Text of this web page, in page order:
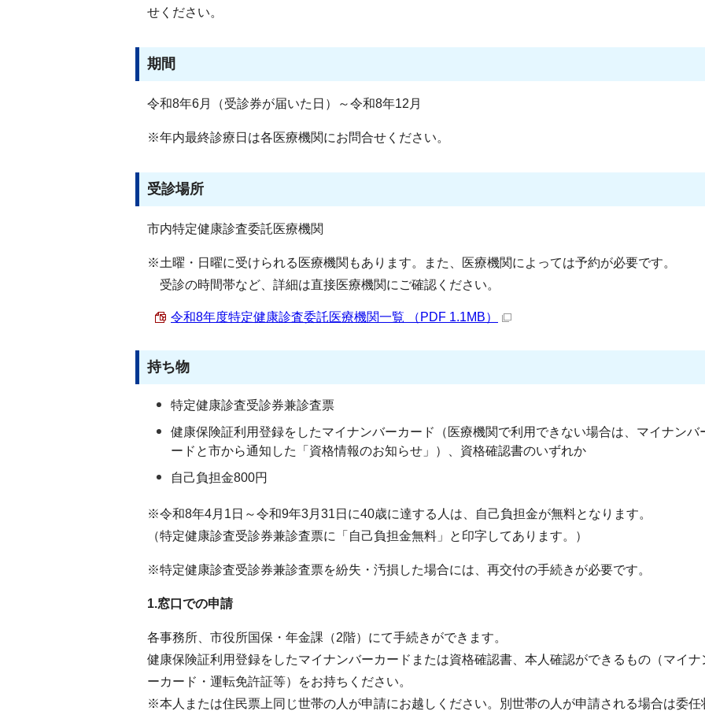
せください。
期間
令和8年6月（受診券が届いた日）～令和8年12月
※年内最終診療日は各医療機関にお問合せください。
受診場所
市内特定健康診査委託医療機関
※土曜・日曜に受けられる医療機関もあります。また、医療機関によっては予約が必要です。
受診の時間帯など、詳細は直接医療機関にご確認ください。
令和8年度特定健康診査委託医療機関一覧 （PDF 1.1MB）
持ち物
特定健康診査受診券兼診査票
健康保険証利用登録をしたマイナンバーカード（医療機関で利用できない場合は、マイナンバ
ードと市から通知した「資格情報のお知らせ」）、資格確認書のいずれか
自己負担金800円
※令和8年4月1日～令和9年3月31日に40歳に達する人は、自己負担金が無料となります。
（特定健康診査受診券兼診査票に「自己負担金無料」と印字してあります。）
※特定健康診査受診券兼診査票を紛失・汚損した場合には、再交付の手続きが必要です。
1.窓口での申請
各事務所、市役所国保・年金課（2階）にて手続きができます。
健康保険証利用登録をしたマイナンバーカードまたは資格確認書、本人確認ができるもの（マイナ
ーカード・運転免許証等）をお持ちください。
※本人または住民票上同じ世帯の人が申請にお越しください。別世帯の人が申請される場合は委任